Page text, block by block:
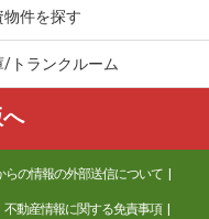
物件を探す
/トランクルーム
らの情報の外部送信について
不動産情報に関する免責事項